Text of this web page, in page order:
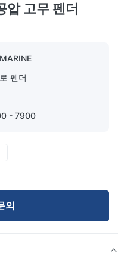
압 고무 펜더
펜더
- 7900
의